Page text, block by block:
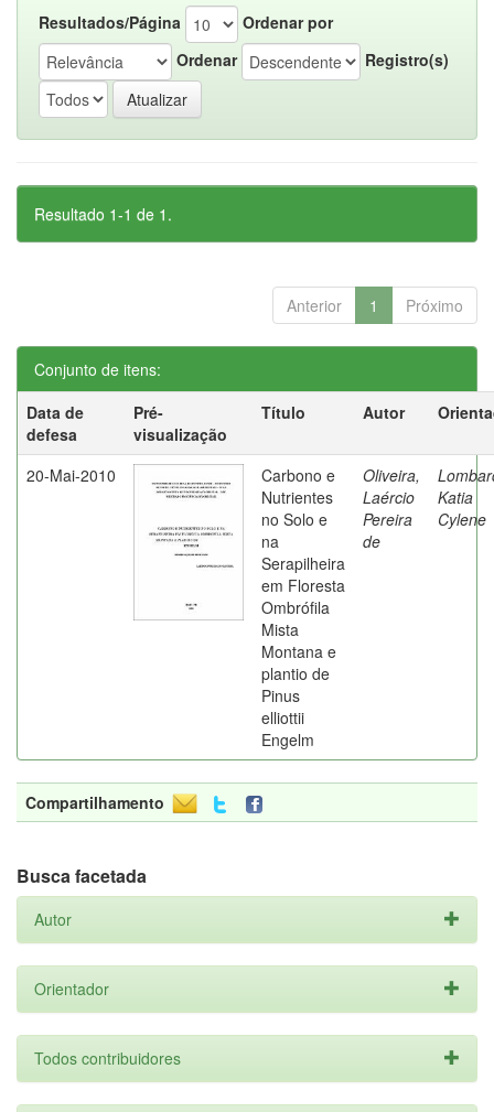
Resultados/Página
Ordenar por
Ordenar
Registro(s)
Resultado 1-1 de 1.
Anterior 1 Próximo
Conjunto de itens:
Data de
defesa
Pré-
visualização
Título Autor
20-Mai-2010
Carbono e
Nutrientes
no Solo e
na
Serapilheira
em Floresta
Ombrófila
Mista
Montana e
plantio de
Pinus
elliottii
Engelm
Oliveira,
Laércio
Pereira
de
Katia
Cylene
Compartilhamento
Busca facetada
Autor
Orientador
Todos contribuidores